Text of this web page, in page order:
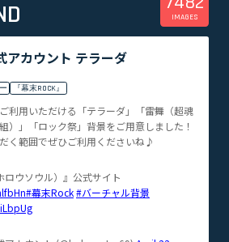
IMAGES
アカウント テラーダ
『幕末ROCK』
利用いただける「テラーダ」「雷舞（超魂
）」「ロック祭」背景をご用意しました！
く範囲でぜひご利用くださいね♪
ロウソウル）』公式サイト
#幕末Rock#バーチャル背景